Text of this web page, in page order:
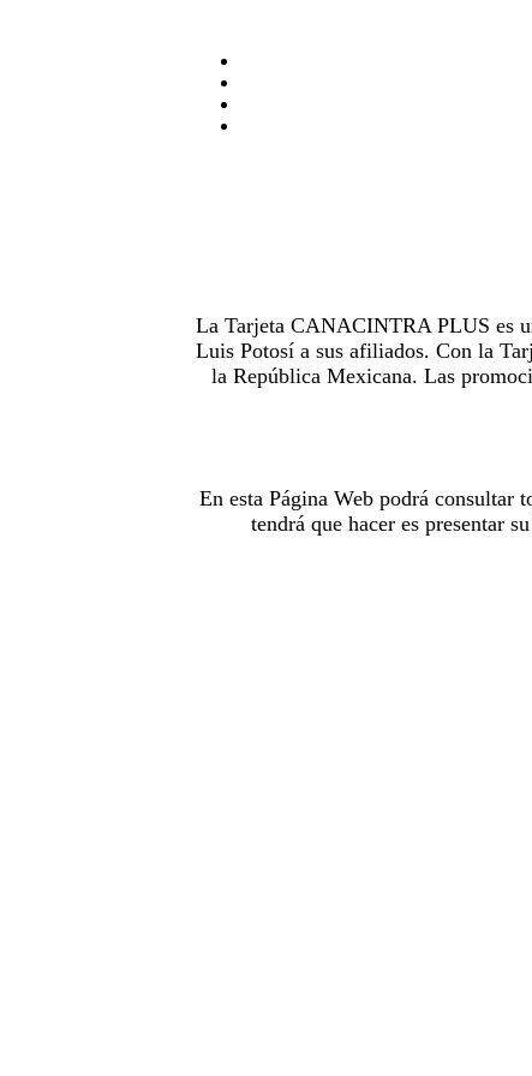
La Tarjeta CANACINTRA PLUS es
Luis Potosí a sus afiliados. Con la
la República Mexicana. Las
En esta Página Web podrá consultar
tendrá que hacer es presentar